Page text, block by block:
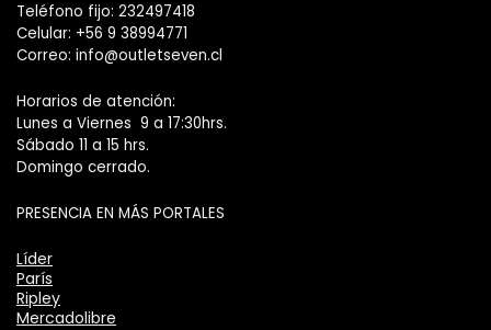
Teléfono fijo: 232497418
Celular: +56 9 38994771
Correo: info@outletseven.cl
Horarios de atención:
Lunes a Viernes 9 a 17:30hrs.
Sábado 11 a 15 hrs.
Domingo cerrado.
PRESENCIA EN MÁS PORTALES
Líder
París
Ripley
Mercadolibre